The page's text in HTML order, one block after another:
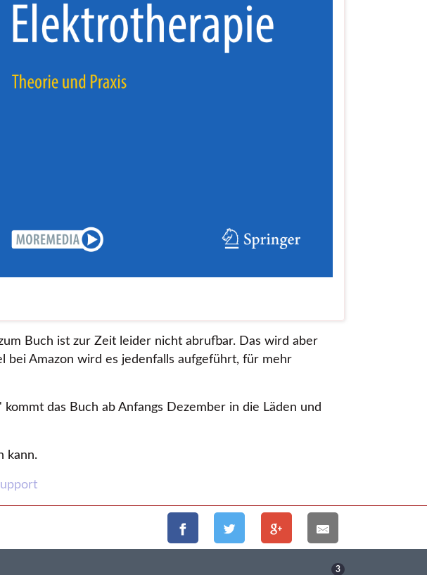
Buch ist zur Zeit leider nicht abrufbar. Das wird aber
bei Amazon wird es jedenfalls aufgeführt, für mehr
kommt das Buch ab Anfangs Dezember in die Läden und
kann.
3